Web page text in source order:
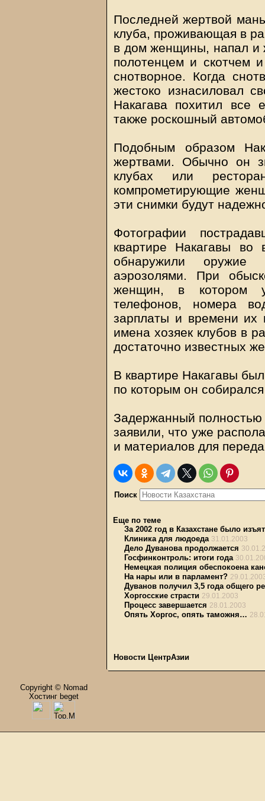
Последней жертвой
клуба, проживающая в
в дом женщины, напал и
полотенцем и скотчем
снотворное. Когда
жестоко изнасиловал
Накагава похитил все
также роскошный
Подобным образом
жертвами. Обычно он
клубах или
компрометирующие
эти снимки будут
Фотографии
квартире Накагавы
обнаружили
аэрозолями. При
женщин, в котором
телефонов, номера
зарплаты и времени их
имена хозяек клубов в
достаточно известных
В квартире Накагавы
по которым он
Задержанный полностью
заявили, что уже
и материалов для
Поиск
Еще по теме
За 2002 год в Казахстане было
Клиника для людоеда 31.01.2003
Дело Дуванова продолжается
Госфинконтроль: итоги года
Немецкая полиция обеспокоена
На нары или в парламент?
Дуванов получил 3,5 года общего
Хоргосские страсти 29.01.2003
Процесс завершается 28.01.2003
Опять Хоргос, опять таможня…
Новости ЦентрАзии
Copyright © Nomad
Хостинг beget